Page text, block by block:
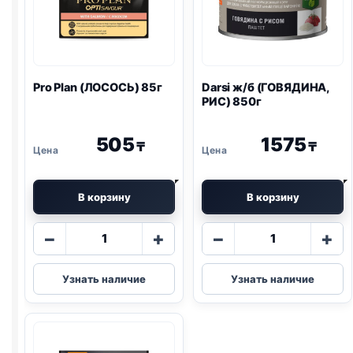
Pro Plan (ЛОСОСЬ) 85г
505₸
В корзину
−
Количество
Pro
Plan
(ЛОСОСЬ)
+
Узнать наличие
Darsi ж/б (ГОВЯДИНА,
РИС) 850г
1575₸
В корзину
−
Количество
Darsi
ж/
б
+
Узнать наличие